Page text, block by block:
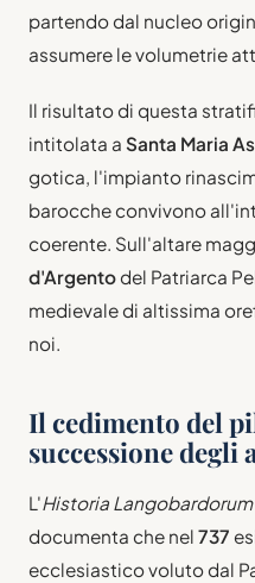
partendo dal nucleo
assumere le volumetrie
Il risultato di questa
intitolata a Santa Maria
gotica, l'impianto
barocche convivono
coerente. Sull'altare
d'Argentodel Patriarca
medievale di altissima
noi.
Il cedimento del
successione
L'Historia Langobardorum
documenta che nel 737
ecclesiastico voluto dal